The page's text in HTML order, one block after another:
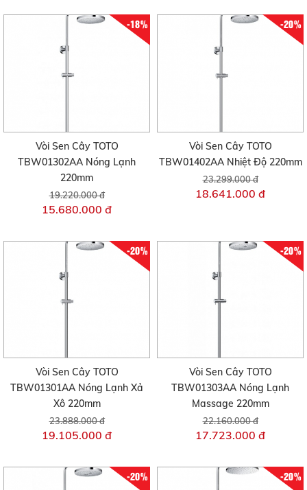
-18%
Vòi Sen Cây TOTO
TBW01302AA Nóng Lạnh
220mm
19.220.000 đ
15.680.000 đ
-20%
Vòi Sen Cây TOTO
TBW01402AA Nhiệt Độ 220mm
23.299.000 đ
18.641.000 đ
-20%
Vòi Sen Cây TOTO
TBW01301AA Nóng Lạnh Xả
Xô 220mm
23.888.000 đ
19.105.000 đ
-20%
Vòi Sen Cây TOTO
TBW01303AA Nóng Lạnh
Massage 220mm
22.160.000 đ
17.723.000 đ
-20% -20%